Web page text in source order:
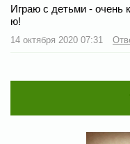
Играю с детьми - очень
ю!
14 октября 2020 07:31